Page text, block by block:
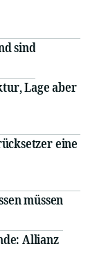
sind
Lage aber
eine
müssen
Allianz